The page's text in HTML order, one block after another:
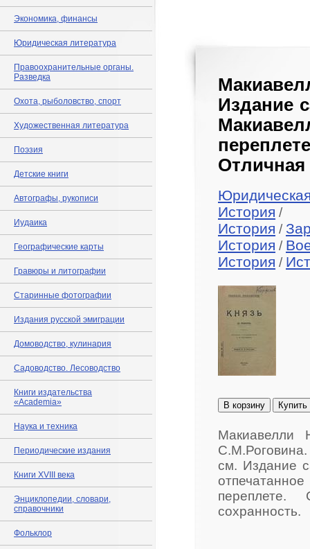
Экономика, финансы
Юридическая литература
Правоохранительные органы.
Разведка
Охота, рыболовство, спорт
Художественная литература
Поэзия
Детские книги
Автографы, рукописи
Иудаика
Географические карты
Гравюры и литографии
Старинные фотографии
Издания русской эмиграции
Домоводство, кулинария
Садоводство. Лесоводство
Книги издательства
«Academia»
Наука и техника
Периодические издания
Книги XVIII века
Энциклопедии, словари,
справочники
Фольклор
Издание
Отличная
История /
История /
История /
История /
В корзину Купить
Макиавелли
см. Издание
переплете.
сохранность.